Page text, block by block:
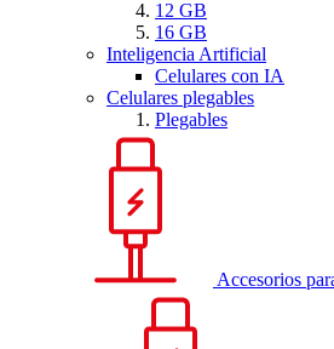
12 GB
16 GB
Inteligencia Artificial
Celulares con IA
Celulares plegables
Plegables
Accesorios